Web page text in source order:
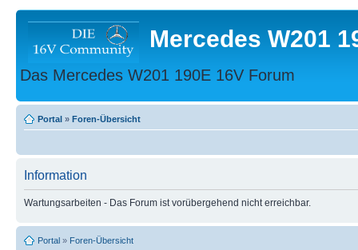
Mercedes W201
Das Mercedes W201 190E 16V Forum
Portal » Foren-Übersicht
Information
Wartungsarbeiten - Das Forum ist vorübergehend nicht erreichbar.
Portal » Foren-Übersicht